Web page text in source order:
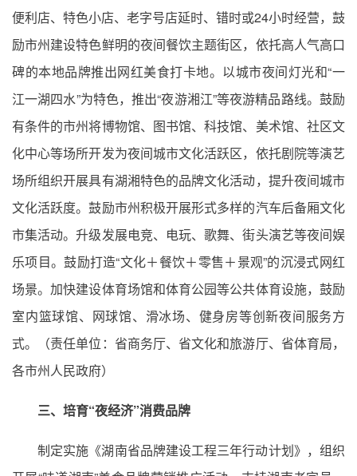
便利店、特色小店、老字号店延时、错时或24小时经营，鼓
励市州建设特色鲜明的夜间餐饮主题街区，依托高人气高口
碑的本地品牌推出网红美食打卡地。以城市夜间灯光和“一
江一湖四水”为特色，推出“夜游湘江”等夜游精品路线。鼓励
有条件的市州将博物馆、图书馆、科技馆、美术馆、社区文
化中心等场所开发为夜间城市文化活跃区，依托剧院等演艺
场所组织开展具有湖湘特色的品牌文化活动，提升夜间城市
文化活跃度。鼓励市州积极开展形式多样的汽车后备厢文化
市集活动。升级发展电竞、电玩、歌舞、街头演艺等夜间娱
乐项目。鼓励打造“文化＋餐饮＋零售＋景观”的沉浸式网红
场景。加快建设体育场馆和体育公园等公共体育设施，鼓励
室内篮球馆、网球馆、滑冰场、健身房等创新夜间服务方
式。（责任单位：省商务厅、省文化和旅游厅、省体育局，
各市州人民政府）
三、培育“夜经济”消费品牌
制定实施《湖南省品牌建设工程三年行动计划》，组织